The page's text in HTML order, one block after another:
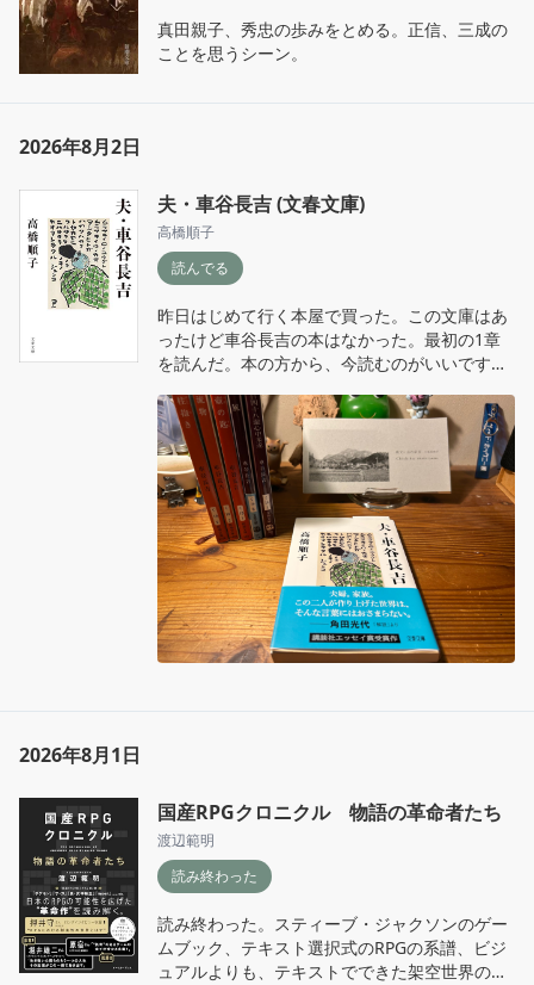
真田親子、秀忠の歩みをとめる。正信、三成の
ことを思うシーン。
2026年8月2日
夫・車谷長吉 (文春文庫)
高橋順子
読んでる
昨日はじめて行く本屋で買った。この文庫はあ
ったけど車谷長吉の本はなかった。最初の1章
を読んだ。本の方から、今読むのがいいです
たりの句会。ゆっくり読んでいこう。
2026年8月1日
国産RPGクロニクル 物語の革命者たち
渡辺範明
読み終わった
読み終わった。スティーブ・ジャクソンのゲー
ムブック、テキスト選択式のRPGの系譜、ビジ
ュアルよりも、テキストでできた架空世界の中